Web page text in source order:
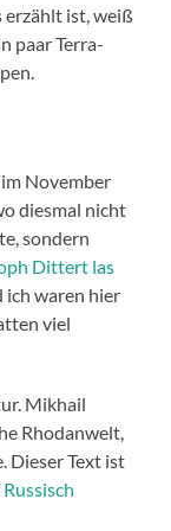
erzählt ist, weiß
paar Terra-
November
diesmal nicht
sondern
Dittert las
ich waren hier
viel
Mikhail
Rhodanwelt,
Dieser Text ist
Russisch